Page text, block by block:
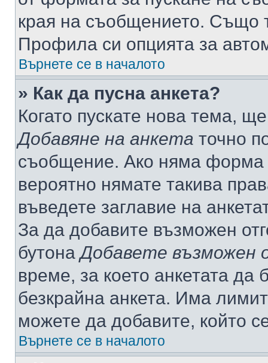
края на съобщението. Също
Профила си опцията за
Върнете се в началото
» Как да пусна анкета?
Когато пускате нова тема,
Добавяне на анкета точно
съобщение. Ако няма форма
вероятно нямате такива
въведете заглавие на
За да добавите възможен
бутонаДобавете възможен
време, за което анкетата да
безкрайна анкета. Има
можете да добавите, който
Върнете се в началото